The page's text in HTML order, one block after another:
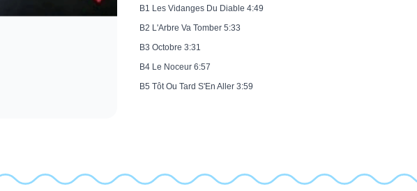
B1 Les Vidanges Du Diable 4:49
B2 L'Arbre Va Tomber 5:33
B3 Octobre 3:31
B4 Le Noceur 6:57
B5 Tôt Ou Tard S'En Aller 3:59